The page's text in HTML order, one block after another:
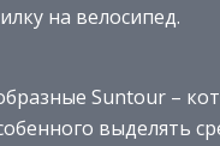
на велосипед.
Suntour –
выделять